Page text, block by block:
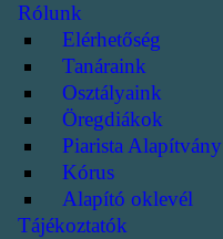
Rólunk
Elérhetőség
Tanáraink
Osztályaink
Öregdiákok
Piarista Alapítvány
Kórus
Alapító oklevél
Tájékoztatók